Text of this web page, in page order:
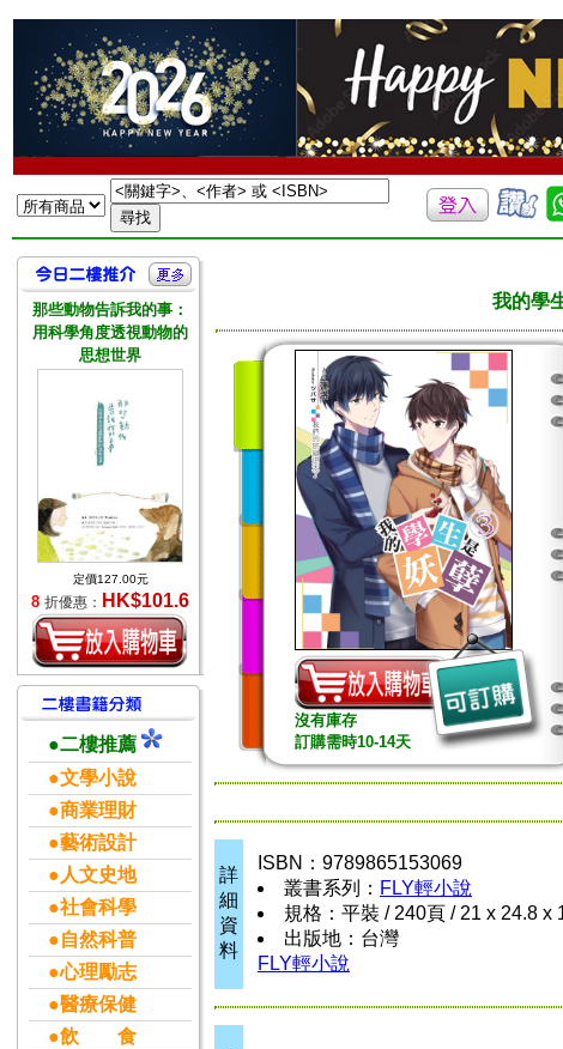
那些動物告訴我的事：
用科學角度透視動物的
思想世界
定價127.00元
8 折優惠： HK$101.6
●二樓推薦
●文學小說
●商業理財
●藝術設計
●人文史地
●社會科學
●自然科普
●心理勵志
●醫療保健
●飲 食
我的學
沒有庫存
訂購需時10-14天
詳
細
資
料
ISBN：9789865153069
叢書系列： FLY輕小說
規格：平裝 / 240頁 / 21 x 24.8 x
出版地：台灣
FLY輕小說